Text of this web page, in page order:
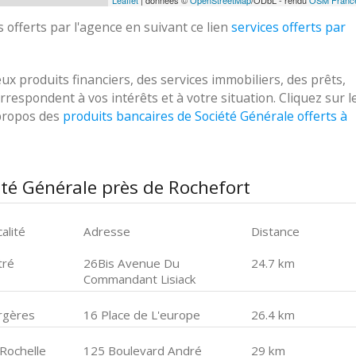
par l'agence en suivant ce lien services offerts par
produits financiers, des services immobiliers, des prêts,
à vos intérêts et à votre situation. Cliquez sur
des produits bancaires de Société Générale offerts à
Générale près de Rochefort
Adresse
Distance
26Bis Avenue Du
Commandant Lisiack
24.7 km
16 Place de L'europe 26.4 km
125 Boulevard André 29 km